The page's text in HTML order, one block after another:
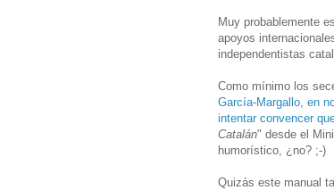
Muy probablemente
apoyos
independentistas
Como mínimo los
García-Margallo, en
intentar convencer
Catalán" desde el
humorístico, ¿no? ;-)
Quizás este manual